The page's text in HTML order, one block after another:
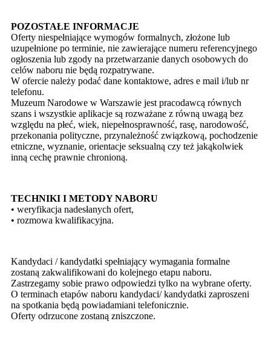
POZOSTAŁE INFORMACJE
Oferty niespełniające wymogów formalnych, złożone lub
uzupełnione po terminie, nie zawierające numeru referencyjnego
ogłoszenia lub zgody na przetwarzanie danych osobowych do
celów naboru nie będą rozpatrywane.
W ofercie należy podać dane kontaktowe, adres e mail i/lub nr
telefonu.
Muzeum Narodowe w Warszawie jest pracodawcą równych
szans i wszystkie aplikacje są rozważane z równą uwagą bez
względu na płeć, wiek, niepełnosprawność, rasę, narodowość,
przekonania polityczne, przynależność związkową, pochodzenie
etniczne, wyznanie, orientacje seksualną czy też jakąkolwiek
inną cechę prawnie chronioną.
TECHNIKI I METODY NABORU
• weryfikacja nadesłanych ofert,
• rozmowa kwalifikacyjna.
Kandydaci / kandydatki spełniający wymagania formalne
zostaną zakwalifikowani do kolejnego etapu naboru.
Zastrzegamy sobie prawo odpowiedzi tylko na wybrane oferty.
O terminach etapów naboru kandydaci/ kandydatki zaproszeni
na spotkania będą powiadamiani telefonicznie.
Oferty odrzucone zostaną zniszczone.